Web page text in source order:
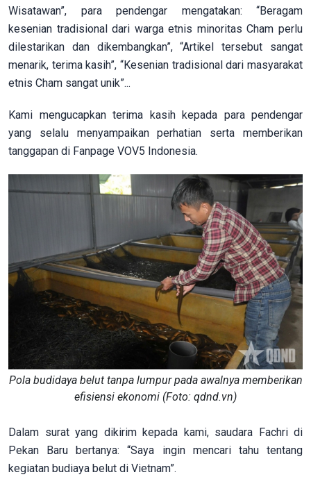
Wisatawan”, para pendengar mengatakan: “Beragam
kesenian tradisional dari warga etnis minoritas Cham perlu
dilestarikan dan dikembangkan”, “Artikel tersebut sangat
menarik, terima kasih”, “Kesenian tradisional dari masyarakat
etnis Cham sangat unik”...
Kami mengucapkan terima kasih kepada para pendengar
yang selalu menyampaikan perhatian serta memberikan
tanggapan di Fanpage VOV5 Indonesia.
Pola budidaya belut tanpa lumpur pada awalnya memberikan
efisiensi ekonomi (Foto: qdnd.vn)
Dalam surat yang dikirim kepada kami, saudara Fachri di
Pekan Baru bertanya: “Saya ingin mencari tahu tentang
kegiatan budiaya belut di Vietnam”.